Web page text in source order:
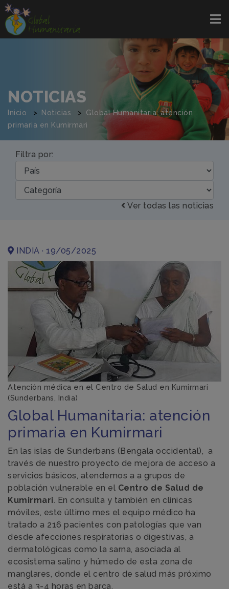
NOTICIAS
Inicio Noticias
Global Humanitaria: atención
primaria en Kumirmari
Filtra por:
Ver todas las noticias
INDIA · 19/05/2025
Atención médica en el Centro de Salud en Kumirmari
(Sunderbans, India)
Global Humanitaria: atención
primaria en Kumirmari
En las islas de Sunderbans (Bengala occidental), a
través de nuestro proyecto de mejora de acceso a
servicios básicos, atendemos a a grupos de
población vulnerable en el Centro de Salud de
Kumirmari. En consulta y también en clínicas
móviles, este último mes el equipo médico ha
tratado a 216 pacientes con patologías que van
desde afecciones respiratorias o digestivas, a
dermatológicas como la sarna, asociada al
ecosistema salino y húmedo de esta zona de
manglares, donde el centro de salud más próximo
está a 3-4 horas en barca.